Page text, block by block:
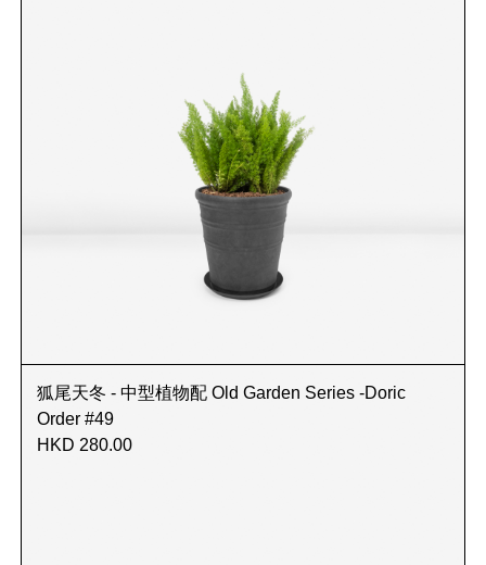
狐尾天冬 - 中型植物配 Old Garden Series -Doric
Order #49
HKD 280.00